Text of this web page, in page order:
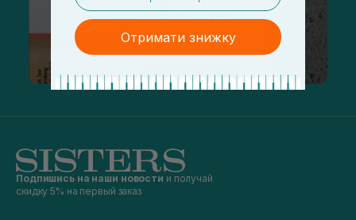
Подпишись на наши новости и получай
скидку 5% на первый заказ
Отримати знижку